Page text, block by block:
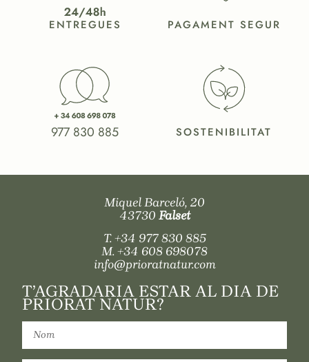
ENTREGUES
977 830 885
PAGAMENT SEGUR
SOSTENIBILITAT
Miquel Barceló, 20
43730 Falset
T.+34 977 830 885
M. +34 608 698078
info@prioratnatur.com
T’AGRADARIA ESTAR AL DIA DE
PRIORAT NATUR?